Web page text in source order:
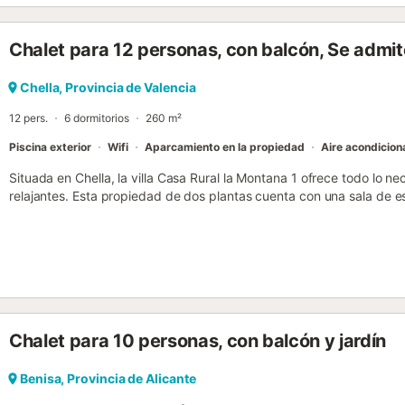
alojamiento es solo para adultos. Además, disfruta de nuestras
común. - Toallas para la playa/piscina Pagos 5,00 € por persona -
Chalet para 12 personas, con balcón, Se
Chella, Provincia de Valencia
12 pers. 6 dormitorios 260 m²
Piscina exterior Wifi Aparcamiento en la propiedad Aire
Situada en Chella, la villa Casa Rural la Montana 1 ofrece todo lo
relajantes. Esta propiedad de dos plantas cuenta con una sala de
los servicios adicionales se incluyen Wi-Fi, aire acondicionado
habitaciones y que refresca eficazmente toda la villa), lavadora y
para bebés. La zona exterior privada ofrece una piscina, una
ideales para disfrutar al aire libre. Hay cinco plazas de
Chalet para 10 personas, con balcón y jardín
Benisa, Provincia de Alicante